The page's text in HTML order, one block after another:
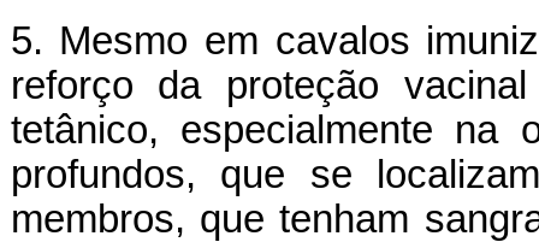
5. Mesmo em cavalos
reforço da proteção
tetânico, especialmente na
profundos, que se
membros, que tenham